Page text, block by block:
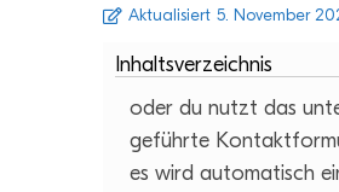
Aktualisiert 5. November
Inhaltsverzeichnis
oder du nutzt das
ge­führte
es wird auto­ma­tisch